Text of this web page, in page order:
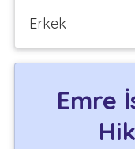
Erkek
Emre